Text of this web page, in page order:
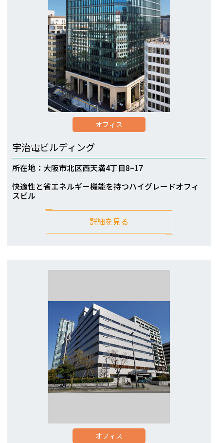
オフィス
宇治電ビルディング
所在地：大阪市北区西天満4丁目8−17
快適性と省エネルギー機能を持つハイグレードオフィ
スビル
詳細を見る
オフィス